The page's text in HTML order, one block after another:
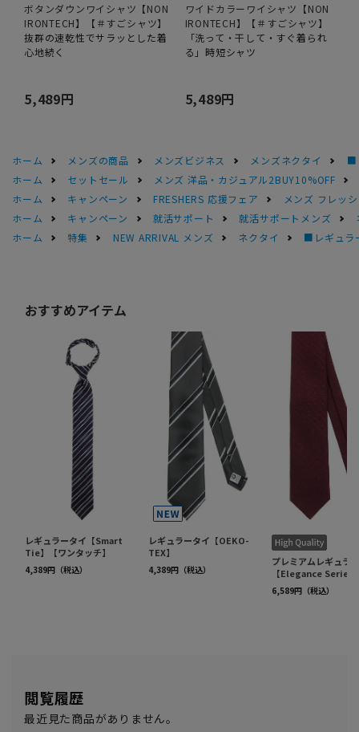
ボタンダウンワイシャツ【NON
IRONTECH】【＃すごシャツ】
抜群の速乾性でサラッとした着
心地続く
5,489円
ワイドカラーワイシャツ【NON
IRONTECH】【＃すごシャツ】
「洗って・干して・すぐ着られ
る」時短シャツ
5,489円
ホーム メンズの商品 メンズビジネス メンズネクタイ
■
ホーム
セットセール
メンズ 洋品・カジュアル2BUY10%OFF
ホーム
キャンペーン FRESHERS 応援フェア
メンズ フレッ
ホーム
キャンペーン 就活サポート 就活サポートメンズ
ホーム
特集 NEW ARRIVAL メンズ ネクタイ ■レギュラ
閲覧履歴
最近見た商品がありません。